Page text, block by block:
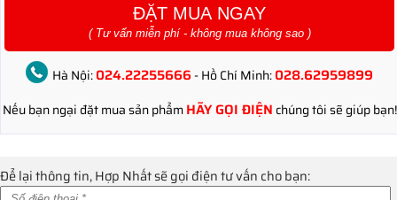
ĐẶT MUA NGAY
( Tư vấn miễn phí - không mua không sao )
Hà Nội:024.22255666 - Hồ Chí Minh:028.62959899
Nếu bạn ngại đặt mua sản phẩmHÃY GỌI ĐIỆN chúng tôi sẽ giúp bạn!
Để lại thông tin, Hợp Nhất sẽ gọi điện tư vấn cho bạn: